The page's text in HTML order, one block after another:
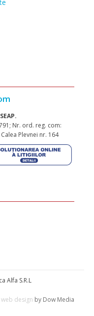
Nr. ord. reg. com:
Plevnei nr. 164
Alfa S.R.L
web design by Dow Media